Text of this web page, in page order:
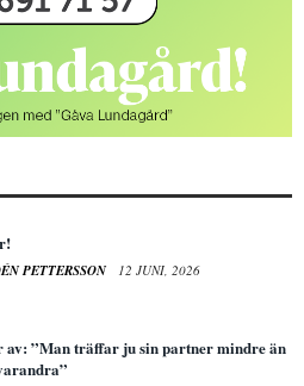
PETTERSSON 12 JUNI, 2026
av: ”Man träffar ju sin partner mindre än